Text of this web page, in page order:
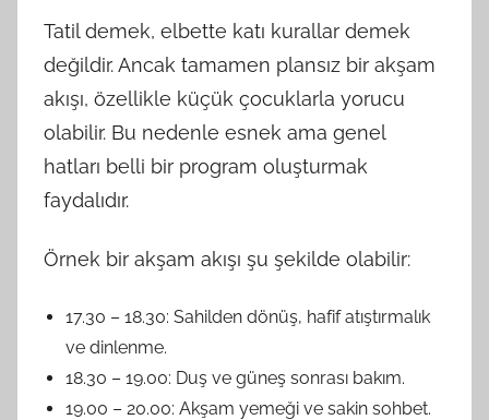
Tatil demek, elbette katı kurallar demek
değildir. Ancak tamamen plansız bir akşam
akışı, özellikle küçük çocuklarla yorucu
olabilir. Bu nedenle esnek ama genel
hatları belli bir program oluşturmak
faydalıdır.
Örnek bir akşam akışı şu şekilde olabilir:
17.30 – 18.30: Sahilden dönüş, hafif atıştırmalık
ve dinlenme.
18.30 – 19.00: Duş ve güneş sonrası bakım.
19.00 – 20.00: Akşam yemeği ve sakin sohbet.